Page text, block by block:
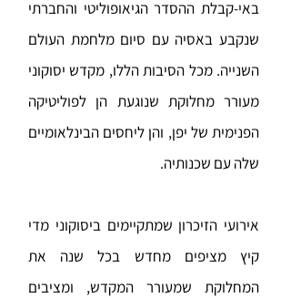
באי-קבלת ההסדר הגיאופוליטי והחברתי
שנקבע באסיה עם סיום מלחמת העולם
השנייה. מכל הסיבות הללו, מקדש יסוקוני
מעורר מחלוקת שנוגעת הן לפוליטיקה
הפנימית של יפן, והן ליחסים הבינלאומיים
שלה עם שכנותיה.
אירועי הזיכרון שמתקיימים ביסוקוני מדי
קיץ מציפים מחדש בכל שנה את
המחלוקת שמעורר המקדש, ומציבים